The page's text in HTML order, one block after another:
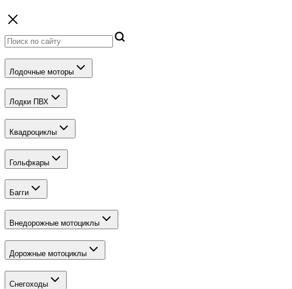
Лодочные моторы
Лодки ПВХ
Квадроциклы
Гольфкары
Багги
Внедорожные мотоциклы
Дорожные мотоциклы
Снегоходы